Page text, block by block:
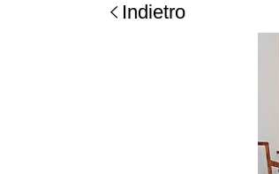
Indietro